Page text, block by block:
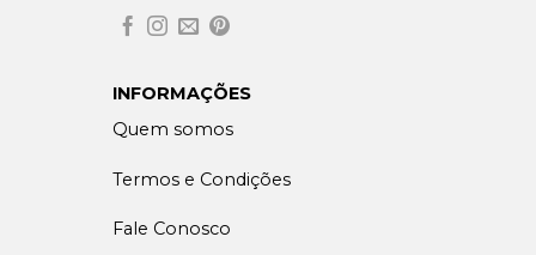
INFORMAÇÕES
Quem somos
Termos e Condições
Fale Conosco